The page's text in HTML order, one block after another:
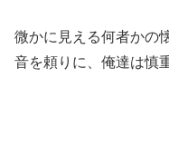
微かに見える何者かの
音を頼りに、俺達は慎